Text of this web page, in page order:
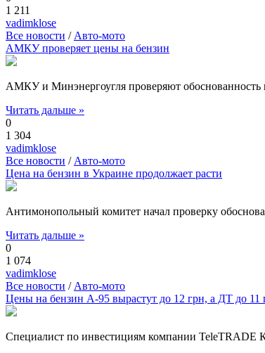
1 211
vadimklose
Все новости / Авто-мото
АМКУ проверяет цены на бензин
АМКУ и Минэнергоугля проверяют обоснованность
Читать дальше »
0
1 304
vadimklose
Все новости / Авто-мото
Цена на бензин в Украине продолжает расти
Антимонопольный комитет начал проверку
Читать дальше »
0
1 074
vadimklose
Все новости / Авто-мото
Цены на бензин А-95 вырастут до 12 грн, а ДТ до 11
Специалист по инвестициям компании TeleTRADE